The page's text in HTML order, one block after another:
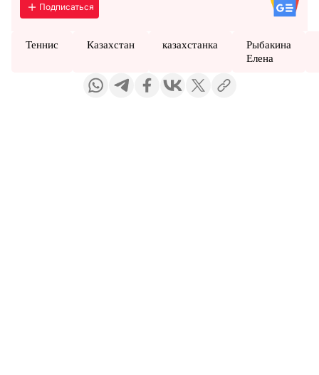
Подписаться
Теннис Казахстан казахстанка
Рыбакина
Елена